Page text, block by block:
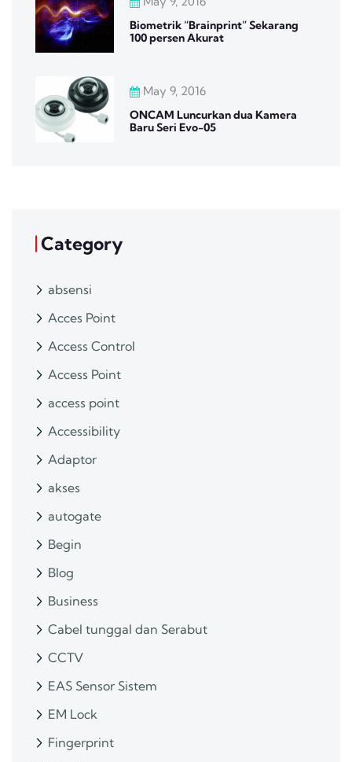
Biometrik “Brainprint” Sekarang
100 persen Akurat
May 9, 2016
ONCAM Luncurkan dua Kamera
Baru Seri Evo-05
Category
absensi
Acces Point
Access Control
Access Point
access point
Accessibility
Adaptor
akses
autogate
Begin
Blog
Business
Cabel tunggal dan Serabut
CCTV
EAS Sensor Sistem
EM Lock
Fingerprint